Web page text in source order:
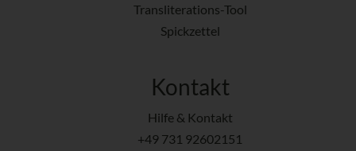
Transliterations-Tool
Spickzettel
Kontakt
Hilfe & Kontakt
+49 731 92602151